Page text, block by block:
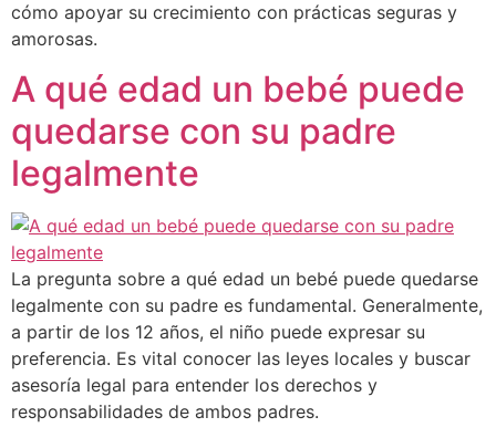
cómo apoyar su crecimiento con prácticas seguras y
amorosas.
A qué edad un bebé puede
quedarse con su padre
legalmente
La pregunta sobre a qué edad un bebé puede quedarse
legalmente con su padre es fundamental. Generalmente,
a partir de los 12 años, el niño puede expresar su
preferencia. Es vital conocer las leyes locales y buscar
asesoría legal para entender los derechos y
responsabilidades de ambos padres.